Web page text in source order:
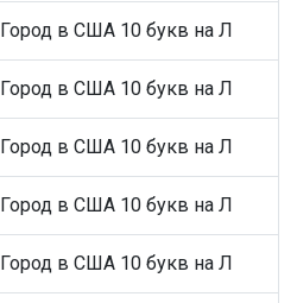
Город в США 10 букв на Л
Город в США 10 букв на Л
Город в США 10 букв на Л
Город в США 10 букв на Л
Город в США 10 букв на Л